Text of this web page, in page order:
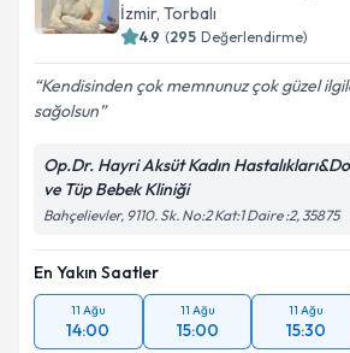
İzmir, Torbalı
4.9 (295 Değerlendirme)
Kendisinden çok memnunuz çok güzel
sağolsun
Op.Dr. Hayri Aksüt Kadın
ve Tüp Bebek Kliniği
Bahçelievler, 9110. Sk. No:2 Kat:1 Daire :2, 35875
En Yakın Saatler
11 Ağu
14:00
11 Ağu
15:00
11 Ağu
15:30